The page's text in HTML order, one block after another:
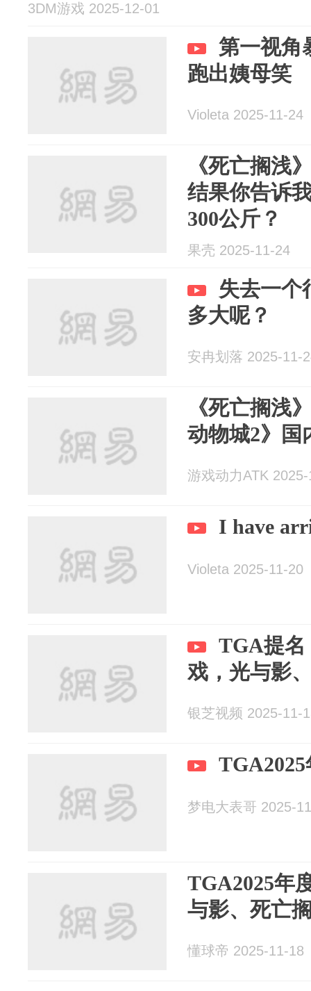
3DM游戏 2025-12-01
第一视角
跑出姨母笑
Violeta 2025-11-24
《死亡搁浅
结果你告诉
300公斤？
果壳 2025-11-24
失去一个
多大呢？
安冉划落 2025-11-
《死亡搁浅
动物城2》国
游戏动力ATK
I have
Violeta 2025-11-20
TGA提名
戏，光与影
银芝视频 2025-11-
梦电大表哥 2025-
TGA2025年
与影、死亡
懂球帝 2025-11-18